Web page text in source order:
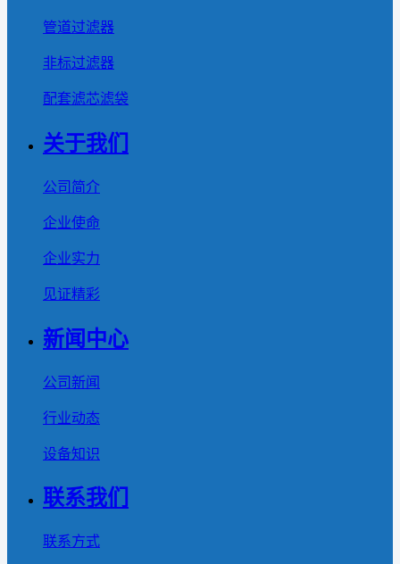
管道过滤器
非标过滤器
配套滤芯滤袋
关于我们
公司简介
企业使命
企业实力
见证精彩
新闻中心
公司新闻
行业动态
设备知识
联系我们
联系方式